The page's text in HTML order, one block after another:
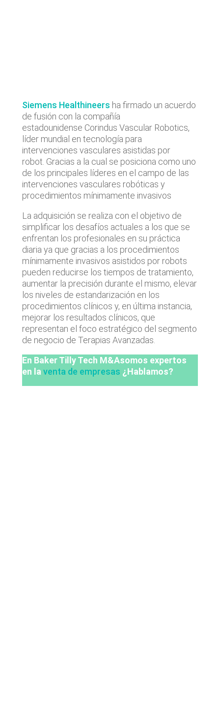
Siemens Healthineers ha firmado un acuerdo
de fusión con la compañía
estadounidense Corindus Vascular Robotics,
líder mundial en tecnología para
intervenciones vasculares asistidas por
robot. Gracias a la cual se posiciona como uno
de los principales líderes en el campo de las
intervenciones vasculares robóticas y
procedimientos mínimamente invasivos
La adquisición se realiza con el objetivo de
simplificar los desafíos actuales a los que se
enfrentan los profesionales en su práctica
diaria ya que gracias a los procedimientos
mínimamente invasivos asistidos por robots
pueden reducirse los tiempos de tratamiento,
aumentar la precisión durante el mismo, elevar
los niveles de estandarización en los
procedimientos clínicos y, en última instancia,
mejorar los resultados clínicos, que
representan el foco estratégico del segmento
de negocio de Terapias Avanzadas.
En Baker Tilly Tech M&Asomos expertos
en la venta de empresas ¿Hablamos?